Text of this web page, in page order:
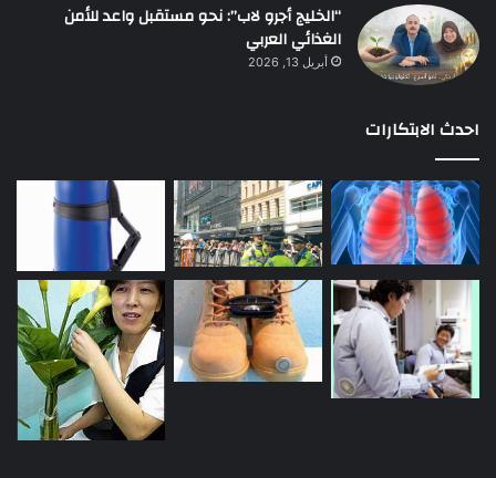
“الخليج أجرو لاب”: نحو مستقبل واعد للأمن
الغذائي العربي
أبريل 13, 2026
احدث الابتكارات